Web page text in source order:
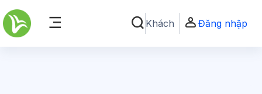
Chuyển tới nội dung chính
Bảng điều khiển cạnh
Chuyển đổi chọn tìm kiếm
Khách Đăng nhập